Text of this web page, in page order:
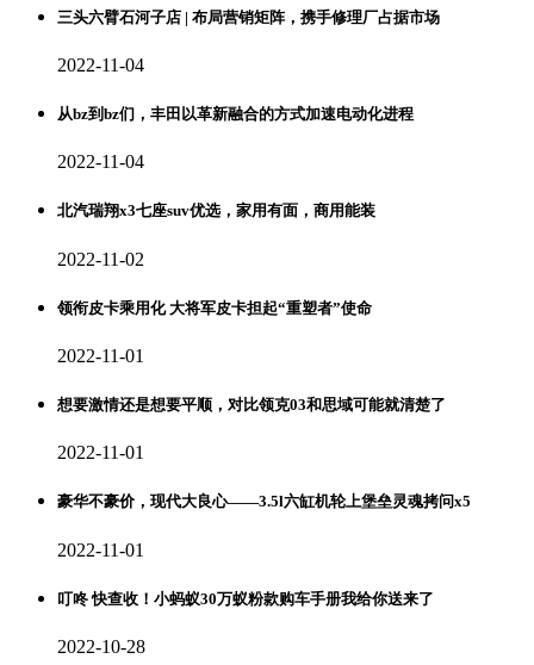
三头六臂石河子店 | 布局营销矩阵，携手修理厂占据市场
2022-11-04
从bz到bz们，丰田以革新融合的方式加速电动化进程
2022-11-04
北汽瑞翔x3七座suv优选，家用有面，商用能装
2022-11-02
领衔皮卡乘用化 大将军皮卡担起“重塑者”使命
2022-11-01
想要激情还是想要平顺，对比领克03和思域可能就清楚了
2022-11-01
豪华不豪价，现代大良心——3.5l六缸机轮上堡垒灵魂拷问x5
2022-11-01
叮咚 快查收！小蚂蚁30万蚁粉款购车手册我给你送来了
2022-10-28